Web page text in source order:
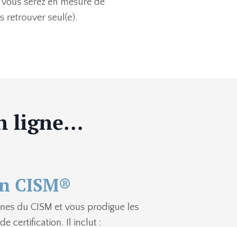
retrouver seul(e).
ligne...
CISM®
du CISM et vous prodigue les
certification. Il inclut :